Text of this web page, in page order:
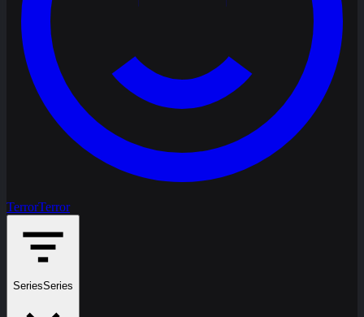
TerrorTerror
SeriesSeries